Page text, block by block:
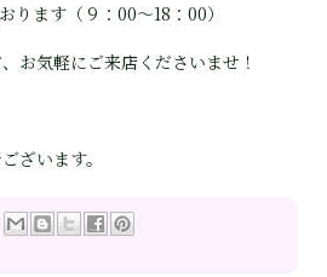
ります（９：00～18：00）
お気軽にご来店くださいませ！
ざいます。